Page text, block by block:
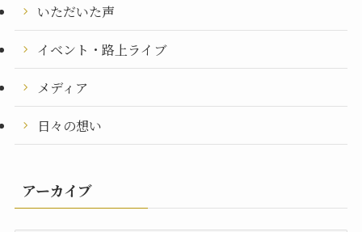
いただいた声
イベント・路上ライブ
メディア
日々の想い
アーカイブ